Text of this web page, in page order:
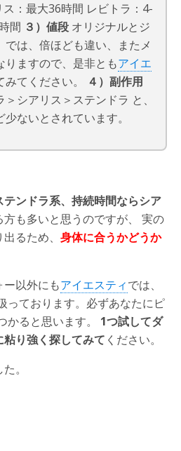
：最大36時間 レビトラ：4-
間 ３）値段 オリジナルとジ
では、倍ほども違い、またメ
りますので、是非ともアイエ
みてください。
４）副作用
シアリス＞ステンドラ と、
ないとされています。
テンドラ系、持続時間ならシア
も多いと思うのですが、 実の
るため、 身体に合うかどうか
以外にもアイエスティでは、
っております。必ずあなたにピ
ると思います。
1つ試してダ
り強く探してみて ください。
。